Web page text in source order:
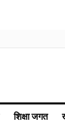
शिक्षा जगत